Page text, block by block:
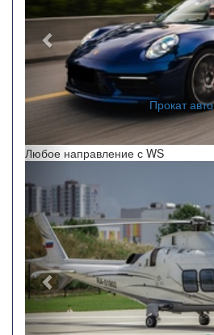
Прокат авто
Любое направление с WS